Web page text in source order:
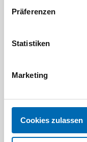
Präferenzen
Statistiken
Marketing
Cookies zulassen
CLEANTEC